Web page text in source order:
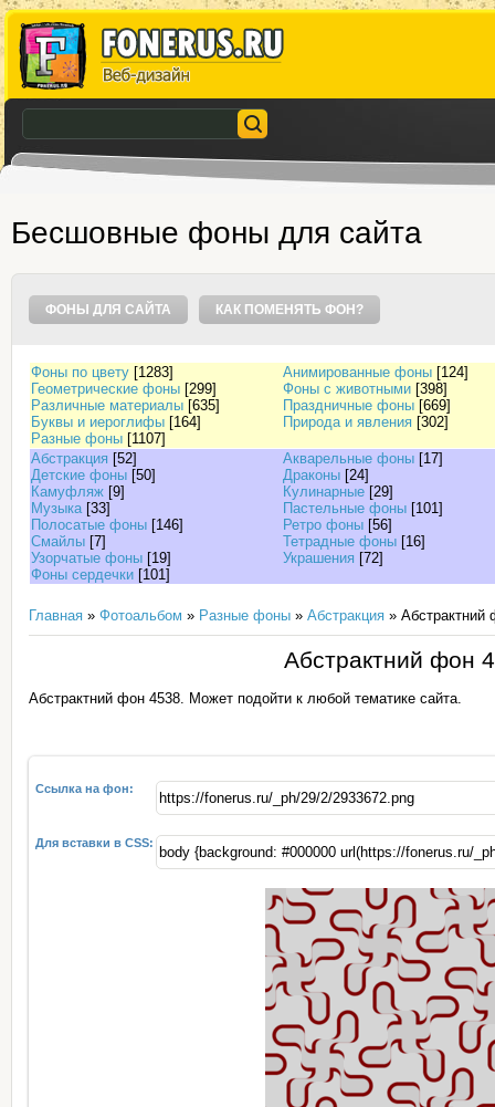
Бесшовные фоны для сайта
ФОНЫ ДЛЯ САЙТА КАК ПОМЕНЯТЬ ФОН?
Фоны по цвету [1283] Анимированные фоны [124]
Геометрические фоны [299] Фоны с животными [398]
Различные материалы [635] Праздничные фоны [669]
Буквы и иероглифы [164] Природа и явления [302]
Разные фоны [1107]
Абстракция [52] Акварельные фоны [17]
Детские фоны [50] Драконы [24]
Камуфляж [9] Кулинарные [29]
Музыка [33] Пастельные фоны [101]
Полосатые фоны [146] Ретро фоны [56]
Смайлы [7] Тетрадные фоны [16]
Узорчатые фоны [19] Украшения [72]
Фоны сердечки [101]
Главная » Фотоальбом » Разные фоны » Абстракция » Абстрактний
Абстрактний фон
Абстрактний фон 4538. Может подойти к любой тематике сайта.
Ссылка на фон:
Для вставки в CSS: